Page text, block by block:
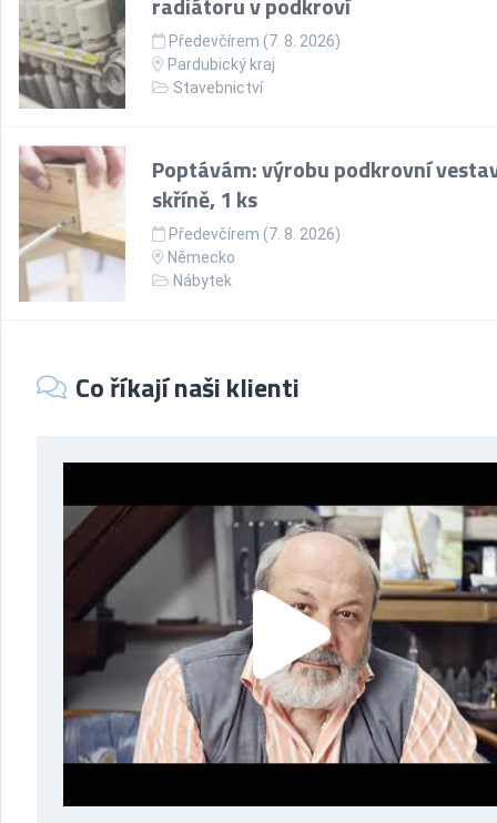
Předevčírem (7. 8. 2026)
Pardubický kraj
Stavebnictví
Poptávám: výrobu podkrovní
skříně, 1 ks
Předevčírem (7. 8. 2026)
Německo
Nábytek
Co říkají naši klienti